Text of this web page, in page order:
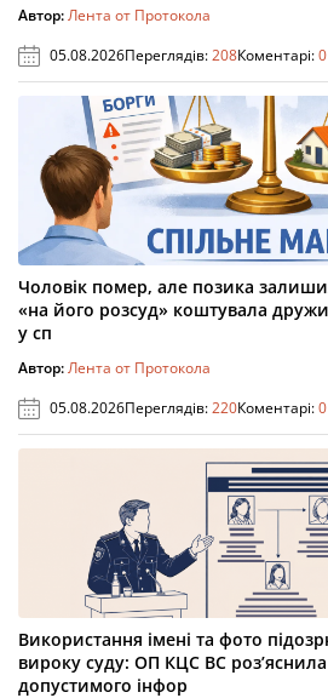
Автор:Лента от Протокола
05.08.2026Переглядів:208Коментарі:0
Чоловік помер, але позика
«на його розсуд» коштувала
у сп
Автор:Лента от Протокола
05.08.2026Переглядів:220Коментарі:0
Використання імені та фото
вироку суду: ОП КЦС ВС
допустимого інфор